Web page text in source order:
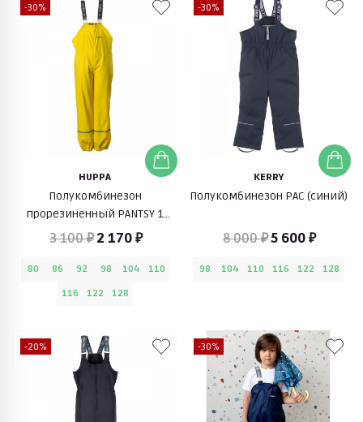
-30%
HUPPA
Полукомбинезон
прорезиненный PANTSY 1
(желтый)
3 100 ₽ 2 170 ₽
80 86 92 98 104
110
116
122 128
-30%
KERRY
Полукомбинезон PAC (синий)
8 000 ₽5 600 ₽
98 104 110 116 122 128
-20% -30%